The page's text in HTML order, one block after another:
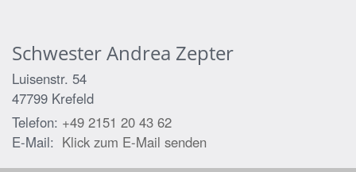
SchwesterAndrea Zepter
Luisenstr. 54
47799 Krefeld
Telefon: +49 2151 20 43 62
E-Mail: Klick zum E-Mail senden